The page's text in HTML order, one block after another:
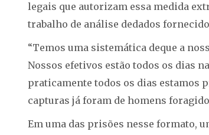
legais que autorizam essa medida
trabalho de análise dedados
“Temos uma sistemática deque a
Nossos efetivos estão todos os dias
praticamente todos os dias estamos
capturas já foram de homens
Em uma das prisões nesse formato,